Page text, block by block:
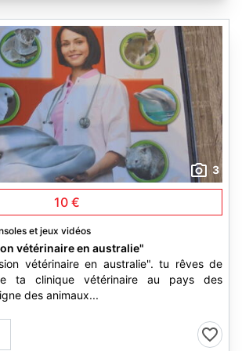
3
10 €
et jeux vidéos
vétérinaire en australie"
vétérinaire en australie". tu rêves de
ta clinique vétérinaire au pays des
des animaux...